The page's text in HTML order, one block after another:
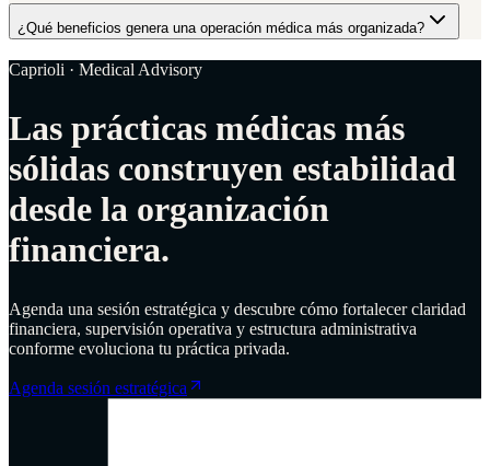
¿Qué beneficios genera una operación médica más organizada?
Caprioli · Medical Advisory
Las prácticas médicas más
sólidas construyen estabilidad
desde la organización
financiera.
Agenda una sesión estratégica y descubre cómo fortalecer claridad
financiera, supervisión operativa y estructura administrativa
conforme evoluciona tu práctica privada.
Agenda sesión estratégica